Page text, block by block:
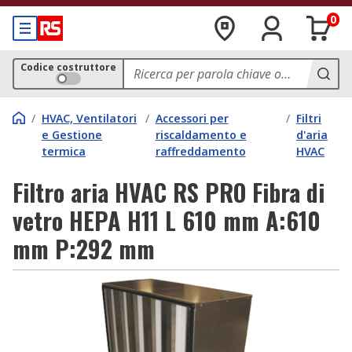
0
Codice costruttore
/ HVAC, Ventilatori
e Gestione
termica
/ Accessori per
riscaldamento e
raffreddamento
/ Filtri
d'aria
HVAC
Filtro aria HVAC RS PRO Fibra di
vetro HEPA H11 L 610 mm A:610
mm P:292 mm